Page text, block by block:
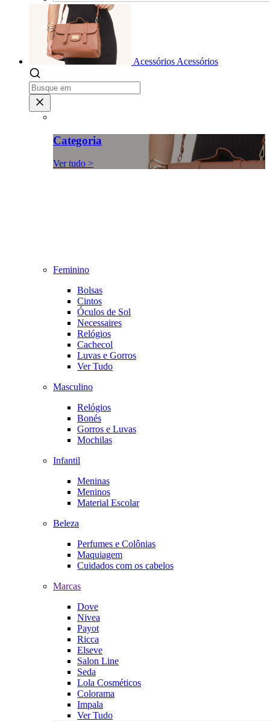
Acessórios Acessórios
Categoria
Ver tudo >
Feminino
Bolsas
Cintos
Óculos de Sol
Necessaires
Relógios
Cachecol
Luvas e Gorros
Ver Tudo
Masculino
Relógios
Bonés
Gorros e Luvas
Mochilas
Infantil
Meninas
Meninos
Material Escolar
Beleza
Perfumes e Colônias
Maquiagem
Cuidados com os cabelos
Marcas
Dove
Nivea
Payot
Ricca
Elseve
Salon Line
Seda
Lola Cosméticos
Colorama
Impala
Ver Tudo